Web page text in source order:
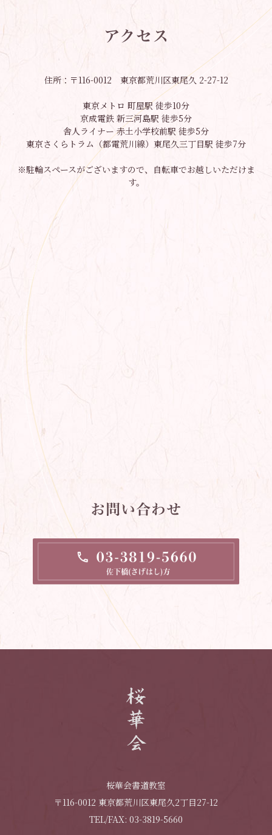
住所：〒116-0012 東京都荒川区東尾久 2-27-12
東京メトロ 町屋駅 徒歩10分
京成電鉄 新三河島駅 徒歩5分
舎人ライナー 赤土小学校前駅 徒歩5分
東京さくらトラム（都電荒川線）東尾久三丁目駅 徒歩7分
※駐輪スペースがございますので、自転車でお越しいただけま
す。
桜華会書道教室
〒116-0012 東京都荒川区東尾久2丁目27-12
TEL/FAX: 03-3819-5660